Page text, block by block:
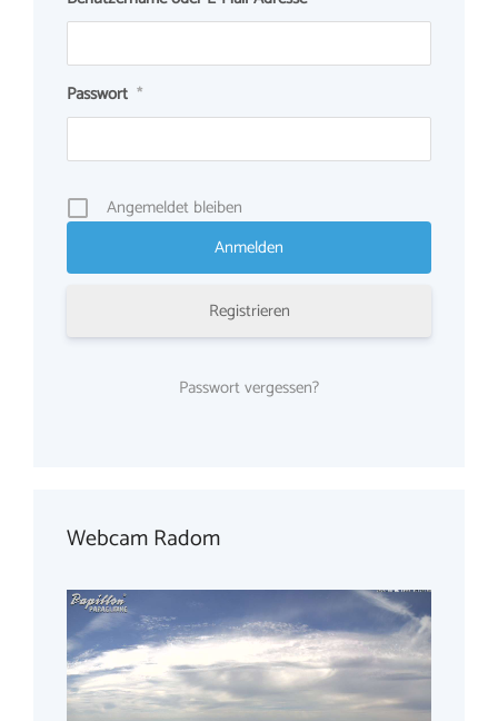
Passwort *
Angemeldet bleiben
Registrieren
Passwort vergessen?
Webcam Radom